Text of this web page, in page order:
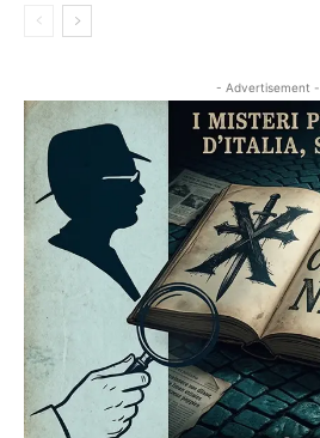
- Advertisement -